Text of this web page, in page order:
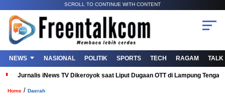
SCROLL TO CONTINUE WITH CONTENT
NEWS NASIONAL POLITIK SPORTS TECH RAGAM TALK
Jurnalis iNews TV Dikeroyok saat Liput Dugaan OTT di Lampung
Home / Daerah